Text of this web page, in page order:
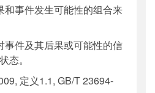
和事件发生可能性的组合来
事件及其后果或可能性的信
态。
定义1.1, GB/T 23694-